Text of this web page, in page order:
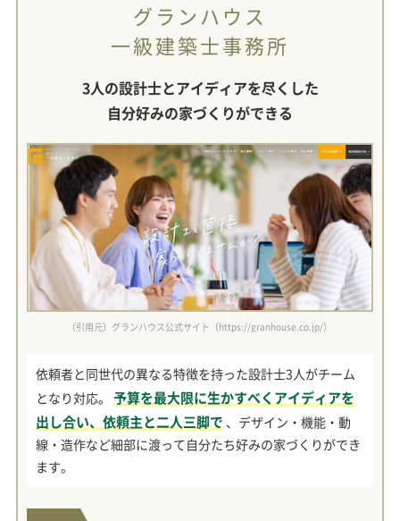
グランハウス
一級建築士事務所
3人の設計士とアイディアを尽くした
自分好みの家づくりができる
（引用元）グランハウス公式サイト（https://granhouse.co.jp/）
依頼者と同世代の異なる特徴を持った設計士3人がチーム
となり対応。 予算を最大限に生かすべくアイディアを
出し合い、依頼主と二人三脚で 、デザイン・機能・動
線・造作など細部に渡って自分たち好みの家づくりができ
ます。